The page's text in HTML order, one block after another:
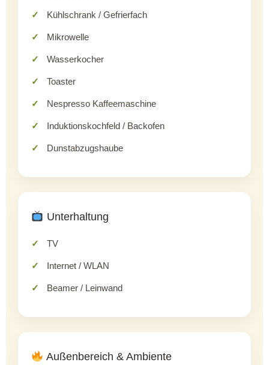
Kühlschrank / Gefrierfach
Mikrowelle
Wasserkocher
Toaster
Nespresso Kaffeemaschine
Induktionskochfeld / Backofen
Dunstabzugshaube
Unterhaltung
TV
Internet / WLAN
Beamer / Leinwand
Außenbereich & Ambiente